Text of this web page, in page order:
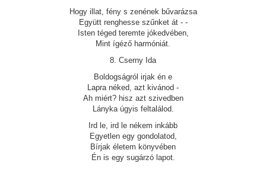
Hogy illat, fény s zenének bűvarázsa
Együtt renghesse szűnket át - -
Isten téged teremte jókedvében,
Mint ígéző harmóniát.
8. Cserny Ida
Boldogságról irjak én e
Lapra néked, azt kivánod -
Ah miért? hisz azt szivedben
Lányka úgyis feltalálod.
Ird le, ird le nékem inkább
Egyetlen egy gondolatod,
Bírjak életem könyvében
Én is egy sugárzó lapot.